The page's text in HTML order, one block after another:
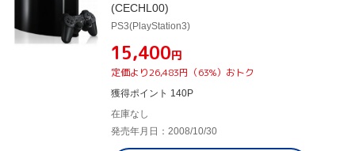
(CECHL00)
PS3(PlayStation3)
¥15,400円
定価より26,483円（63%）おトク
獲得ポイント 140P
在庫なし
発売年月日：2008/10/30